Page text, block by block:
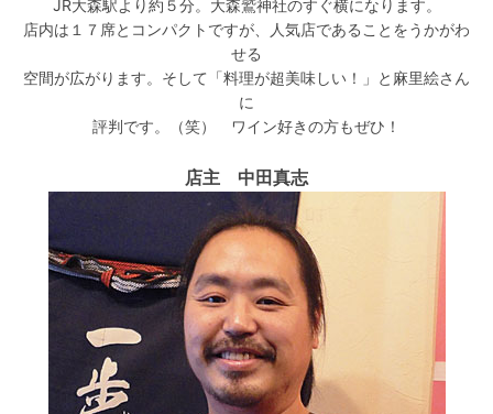
JR大森駅より約５分。大森鷲神社のすぐ横になります。
店内は１７席とコンパクトですが、人気店であることをうかがわ
せる
空間が広がります。そして「料理が超美味しい！」と麻里絵さん
に
評判です。（笑） ワイン好きの方もぜひ！
店主 中田真志